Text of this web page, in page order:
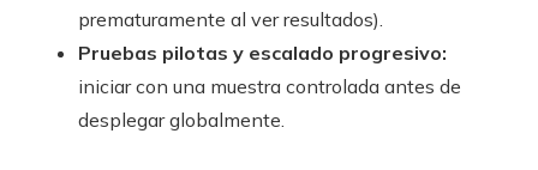
prematuramente al ver resultados).
Pruebas pilotas y escalado progresivo:
iniciar con una muestra controlada antes de
desplegar globalmente.